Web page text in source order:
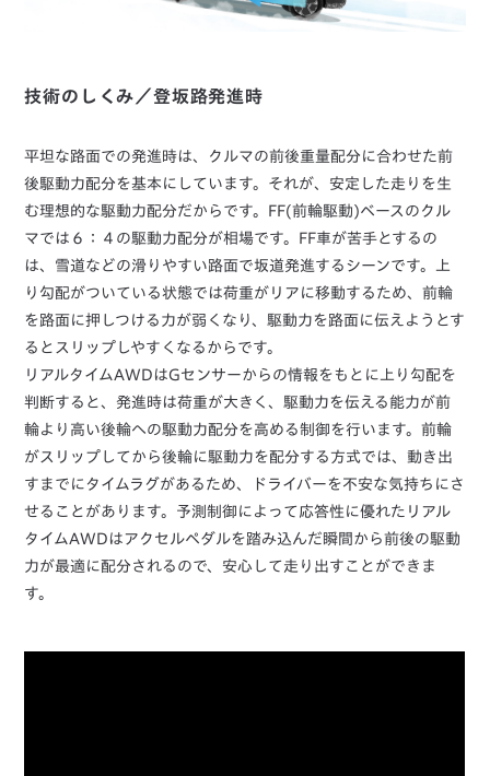
技術のしくみ／登坂路発進時
平坦な路面での発進時は、クルマの前後重量配分に合わせた前
後駆動力配分を基本にしています。それが、安定した走りを生
む理想的な駆動力配分だからです。FF(前輪駆動)ベースのクル
マでは６：４の駆動力配分が相場です。FF車が苦手とするの
は、雪道などの滑りやすい路面で坂道発進するシーンです。上
り勾配がついている状態では荷重がリアに移動するため、前輪
を路面に押しつける力が弱くなり、駆動力を路面に伝えようとす
るとスリップしやすくなるからです。
リアルタイムAWDはGセンサーからの情報をもとに上り勾配を
判断すると、発進時は荷重が大きく、駆動力を伝える能力が前
輪より高い後輪への駆動力配分を高める制御を行います。前輪
がスリップしてから後輪に駆動力を配分する方式では、動き出
すまでにタイムラグがあるため、ドライバーを不安な気持ちにさ
せることがあります。予測制御によって応答性に優れたリアル
タイムAWDはアクセルペダルを踏み込んだ瞬間から前後の駆動
力が最適に配分されるので、安心して走り出すことができま
す。